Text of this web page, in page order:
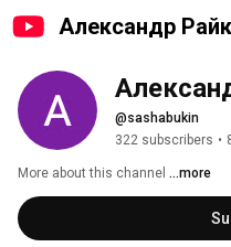
Александр
@sashabukin
322 subscribers •
More about this channel ...more